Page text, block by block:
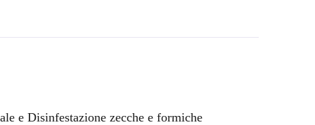
e Disinfestazione zecche e formiche